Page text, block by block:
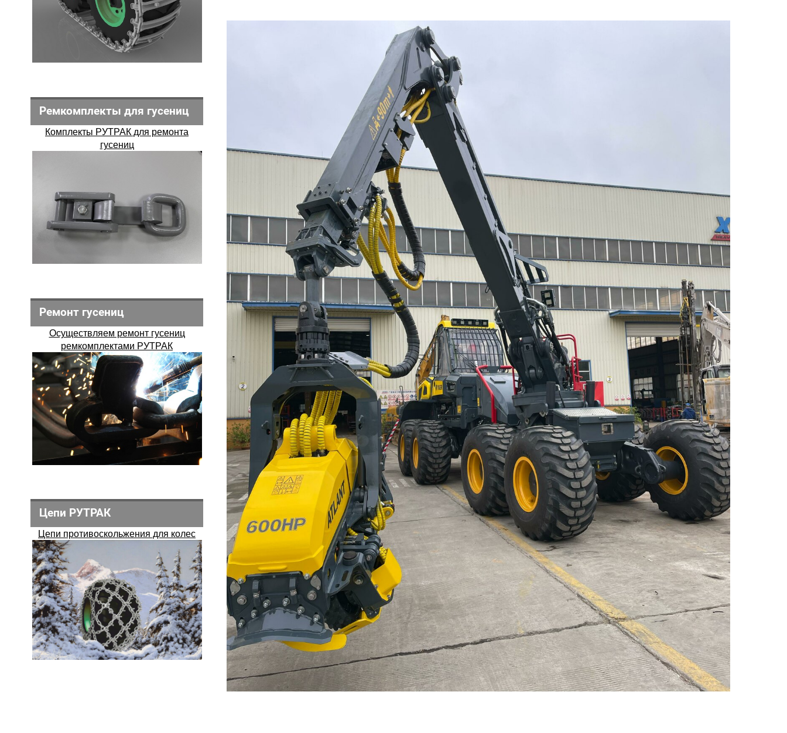
Ремкомплекты для гусениц
Комплекты РУТРАК для ремонта
гусениц
Ремонт гусениц
Осуществляем ремонт гусениц
ремкомплектами РУТРАК
Цепи РУТРАК
Цепи противоскольжения для колес